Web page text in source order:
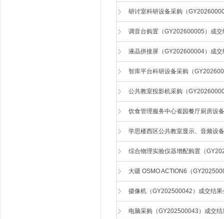
研讨室科研设备采购（
调音台购置（GY202600005）成交
液晶拼接屏（GY202600004）成交
智库平台科研设备采购（
公共教室投影机采购（
饮食管理服务中心雀园餐厅厨房设
学思楼西区公共教室显示、音频设
综合物理实验仪器增配购置（
大疆 OSMO ACTION6（
摄像机（GY202500042）成交结果
电脑采购（GY202500043）成交结